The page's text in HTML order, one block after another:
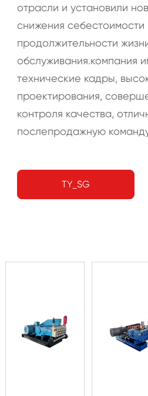
отрасли и установили
снижения себестоимости
продолжительности
обслуживания.компания
технические кадры,
проектирования,
контроля качества,
послепродажную
TY_SG